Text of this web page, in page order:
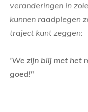
veranderingen in
kunnen raadplegen
traject kunt zeggen:
'We zijn blij met het
goed!"